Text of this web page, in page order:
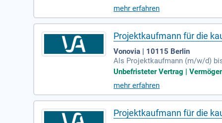
die Erstellung von Angeboten
DS Deutschland!
mehr erfahren
Projektkaufmann für die
Vonovia | 10115 Berlin
Als Projektkaufmann (m/w/d)
nsfluss. Du begleitest alle
jektdaten sowie die
sprechpartner für
digungen und
Unbefristeter Vertrag |
mehr erfahren
Projektkaufmann für die